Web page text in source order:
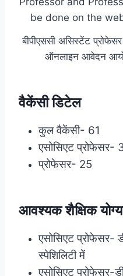
बीपीएससी असिस्टेंट
ऑनलाइन आवेदन
वैकेंसी डिटेल
कुल वैकेंसी- 61
एसोसिएट प्रोफेसर-
प्रोफेसर- 25
आवश्यक शैक्षिक
एसोसिएट प्रोफेसर-
स्पेशिलिटी में
एसोसिएट प्रोफेसर-